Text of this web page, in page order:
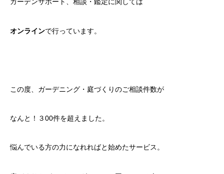
ガーデンサポート、相談・鑑定に関しては
オンラインで行っています。
この度、ガーデニング・庭づくりのご相談件数が
なんと！３00件を超えました。
悩んでいる方の力になれればと始めたサービス。